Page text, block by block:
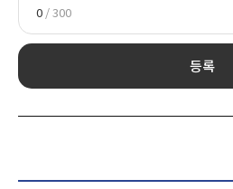
0 / 300
등록